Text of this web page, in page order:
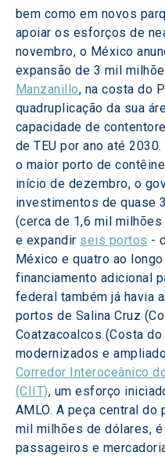
bem como em novos
apoiar os esforços de
novembro, o México
expansão de 3 mil
Manzanillo, na costa do
quadruplicação da sua
capacidade de
de TEU por ano até
o maior porto de
início de dezembro, o
investimentos de quase
(cerca de 1,6 mil
e expandir seis portos -
México e quatro ao
financiamento adicional
federal também já havia
portos de Salina Cruz
Coatzacoalcos (Costa
modernizados e
Corredor Interoceânico
(CIIT), um esforço
AMLO. A peça central do
mil milhões de dólares,
passageiros e